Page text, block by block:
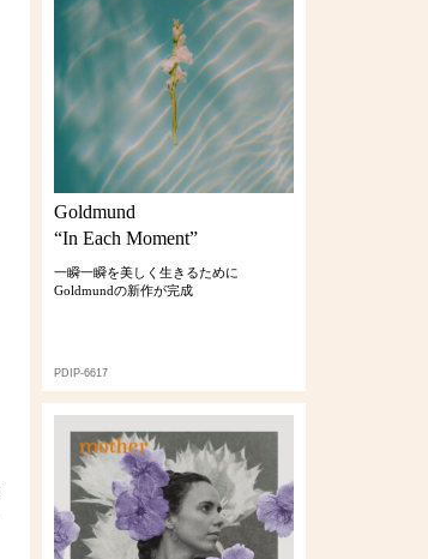
Goldmund
“In Each Moment”
一瞬一瞬を美しく生きるために
Goldmundの新作が完成
PDIP-6617